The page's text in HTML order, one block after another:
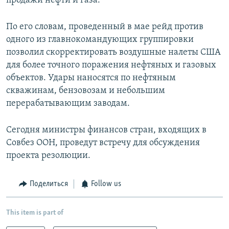
По его словам, проведенный в мае рейд против
одного из главнокомандующих группировки
позволил скорректировать воздушные налеты США
для более точного поражения нефтяных и газовых
объектов. Удары наносятся по нефтяным
скважинам, бензовозам и небольшим
перерабатывающим заводам.
Сегодня министры финансов стран, входящих в
Совбез ООН, проведут встречу для обсуждения
проекта резолюции.
Поделиться Follow us
This item is part of